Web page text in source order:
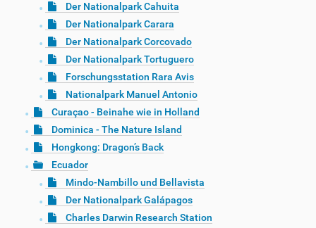
Der Nationalpark Cahuita
Der Nationalpark Carara
Der Nationalpark Corcovado
Der Nationalpark Tortuguero
Forschungsstation Rara Avis
Nationalpark Manuel Antonio
Curaçao - Beinahe wie in Holland
Dominica - The Nature Island
Hongkong: Dragon’s Back
Ecuador
Mindo-Nambillo und Bellavista
Der Nationalpark Galápagos
Charles Darwin Research Station